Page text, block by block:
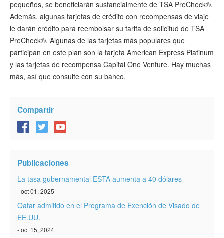
pequeños, se beneficiarán sustancialmente de TSA PreCheck®.
Además, algunas tarjetas de crédito con recompensas de viaje
le darán crédito para reembolsar su tarifa de solicitud de TSA
PreCheck®. Algunas de las tarjetas más populares que
participan en este plan son la tarjeta American Express Platinum
y las tarjetas de recompensa Capital One Venture. Hay muchas
más, así que consulte con su banco.
Compartir
Publicaciones
La tasa gubernamental ESTA aumenta a 40 dólares
- oct 01, 2025
Qatar admitido en el Programa de Exención de Visado de
EE.UU.
- oct 15, 2024